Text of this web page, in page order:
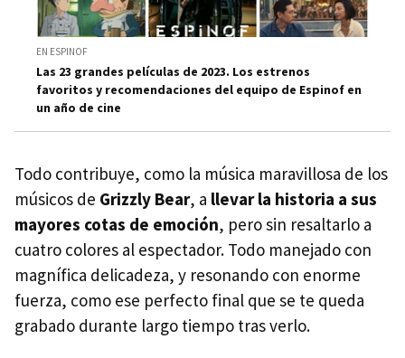
EN ESPINOF
Las 23 grandes películas de 2023. Los estrenos
favoritos y recomendaciones del equipo de Espinof en
un año de cine
Todo contribuye, como la música maravillosa de los
músicos de Grizzly Bear, a llevar la historia a sus
mayores cotas de emoción, pero sin resaltarlo a
cuatro colores al espectador. Todo manejado con
magnífica delicadeza, y resonando con enorme
fuerza, como ese perfecto final que se te queda
grabado durante largo tiempo tras verlo.